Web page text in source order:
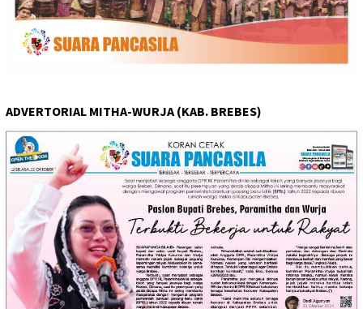
ADVERTORIAL MITHA-WURJA (KAB. BREBES)